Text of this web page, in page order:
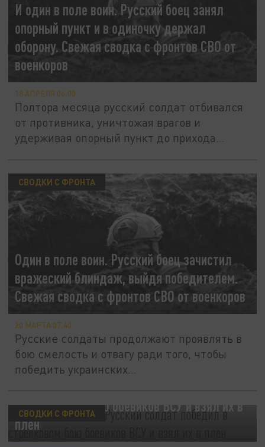
И один в поле воин. Русский боец занял
опорный пункт и в одиночку держал
оборону. Свежая сводка с фронтов СВО от
военкоров
18 АПРЕЛЯ 06:00
Полтора месяца русский солдат отбивался
от противника, уничтожая врагов и
удерживая опорный пункт до прихода...
Один в поле воин. Русский боец зачистил
вражеский блиндаж, выйдя победителем.
Свежая сводка с фронтов СВО от военкоров
СВОДКИ С ФРОНТА
20 МАРТА 07:40
Русские солдаты продолжают проявлять в
бою смелость и отвагу ради того, чтобы
победить украинских...
в стрелковом бою боевиков ВСУ и взял их в
плен
СВОДКИ С ФРОНТА